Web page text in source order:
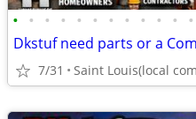
• • • • • • • • • • • •
7/31 Saint Louis(local